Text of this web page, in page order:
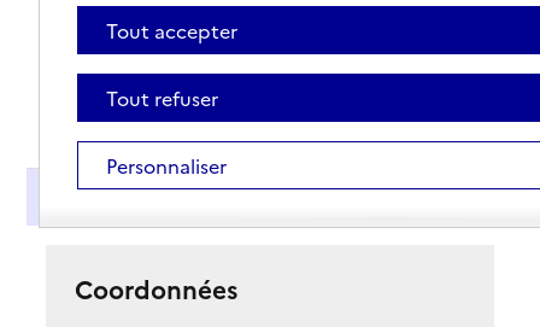
Présentation
Coordonnées
Tout accepter
Tout refuser
Personnaliser